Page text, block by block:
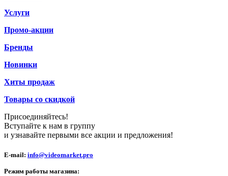
Услуги
Промо-акции
Бренды
Новинки
Хиты продаж
Товары со скидкой
Присоединяйтесь!
Вступайте к нам в группу
и узнавайте первыми все акции и предложения!
E-mail: info@videomarket.pro
Режим работы магазина: